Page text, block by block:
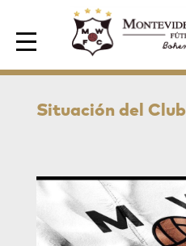
Area de Socios
Situación del Club